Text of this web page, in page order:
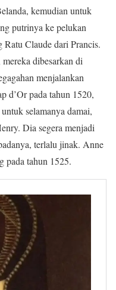
kemudian untuk
putrinya ke pelukan
Claude dari Prancis.
dibesarkan di
menjalankan
d’Or pada tahun 1520,
selamanya damai,
Dia segera menjadi
terlalu jinak. Anne
pada tahun 1525.